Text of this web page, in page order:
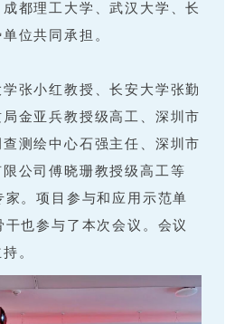
都理工大学、武汉大学、长
位共同承担。
张小红教授、长安大学张勤
金亚兵教授级高工、深圳市
测绘中心石强主任、深圳市
公司傅晓珊教授级高工等
。项目参与和应用示范单
也参与了本次会议。会议
。